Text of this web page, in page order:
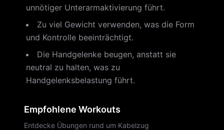
unnötiger Unterarmaktivierung führt.
Zu viel Gewicht verwenden, was die Form
und Kontrolle beeinträchtigt.
Die Handgelenke beugen, anstatt sie
neutral zu halten, was zu
Handgelenksbelastung führt.
Empfohlene Workouts
Entdecke Übungen rund um Kabelzug